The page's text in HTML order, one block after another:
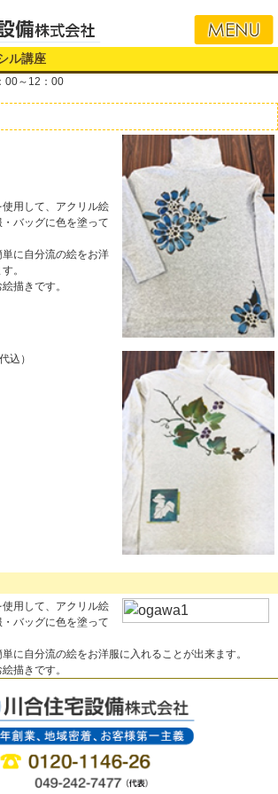
ル講座
00～12：00
用して、アクリル絵
バッグに色を塗って
に自分流の絵をお洋
。
描きです。
込）
用して、アクリル絵
バッグに色を塗って
に自分流の絵をお洋服に入れることが出来ます。
描きです。